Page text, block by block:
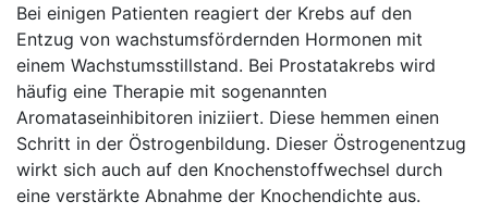
Bei einigen Patienten reagiert der Krebs auf den
Entzug von wachstumsfördernden Hormonen mit
einem Wachstumsstillstand. Bei Prostatakrebs wird
häufig eine Therapie mit sogenannten
Aromataseinhibitoren iniziiert. Diese hemmen einen
Schritt in der Östrogenbildung. Dieser Östrogenentzug
wirkt sich auch auf den Knochenstoffwechsel durch
eine verstärkte Abnahme der Knochendichte aus.